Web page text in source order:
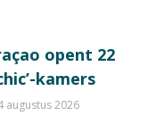
opent 22
kamers
augustus 2026